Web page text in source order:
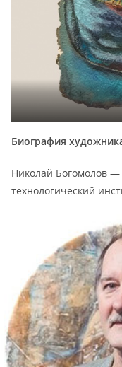
Биография
Николай Богомолов —
технологический